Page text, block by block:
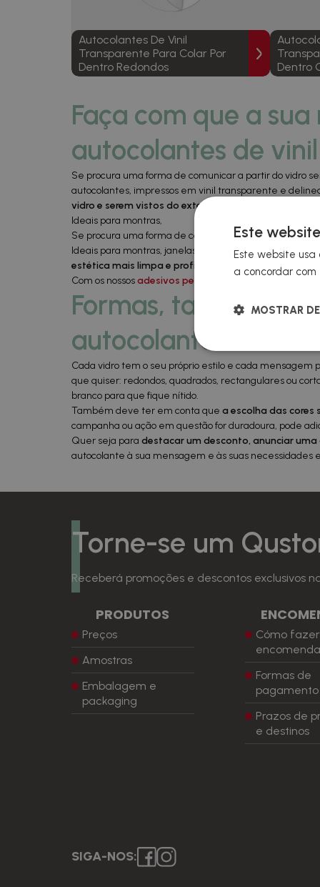
Autocolantes De Vinil
Transparente Para Colar Por
Dentro Redondos
Dentro
Faça com que a
autocolantes de
Se procura uma forma de comunicar a partir do vidro
autocolantes, impressos em vinil transparente e
vidro e serem vistos do exterior
Ideais para montras,
Se procura uma forma de comunicar a partir do interior
Ideais para montras, janelas de escritório, vitrinas ou
estética mais limpa e profissional
. O adesivo fica
Com os nossosadesivos personalizados
Formas, tamanhos
autocolantes de
Cada vidro tem o seu próprio estilo e cada mensagem
que quiser: redondos, quadrados, rectangulares ou
branco para que fique nítido.
Também deve ter em conta que a escolha das cores
campanha ou ação em questão for duradoura, pode
Quer seja para destacar um desconto, anunciar
autocolante à sua mensagem e às suas necessidades
Torne-se um
Receberá promoções e descontos exclusivos
PRODUTOS
Preços
Amostras
Embalagem e
packaging
Cómo
encomenda
Formas de
pagamento
Prazos de
e destinos
SIGA-NOS:
Este
Este website usa
a concordar com
MOSTRAR